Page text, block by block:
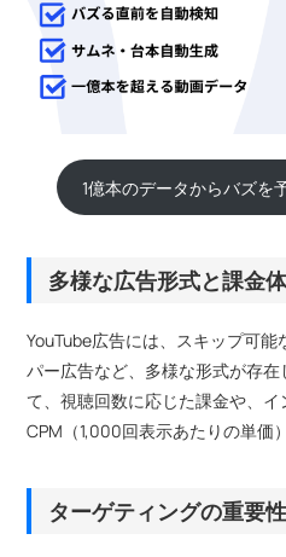
1億本のデータからバズを
多様な広告形式と課金
YouTube広告には、スキップ可
パー広告など、多様な形式が存
て、視聴回数に応じた課金や、イ
CPM（1,000回表示あたりの単価
ターゲティングの重要性